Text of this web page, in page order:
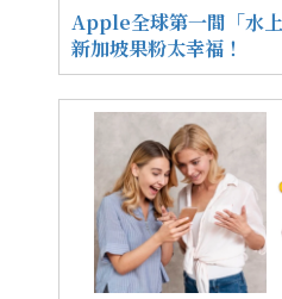
Apple全球第一間「水
新加坡果粉太幸福！